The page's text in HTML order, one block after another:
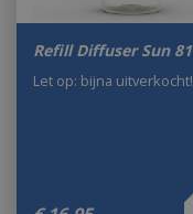
Refill Diffuser Sun 81
Let op: bijna uitverkocht!